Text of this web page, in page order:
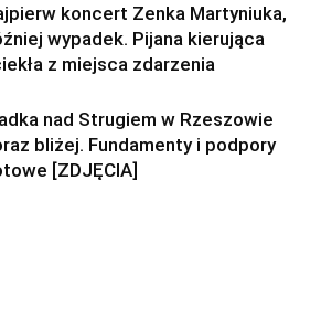
koncert Zenka Martyniuka,
wypadek. Pijana kierująca
z miejsca zdarzenia
nad Strugiem w Rzeszowie
bliżej. Fundamenty i podpory
[ZDJĘCIA]